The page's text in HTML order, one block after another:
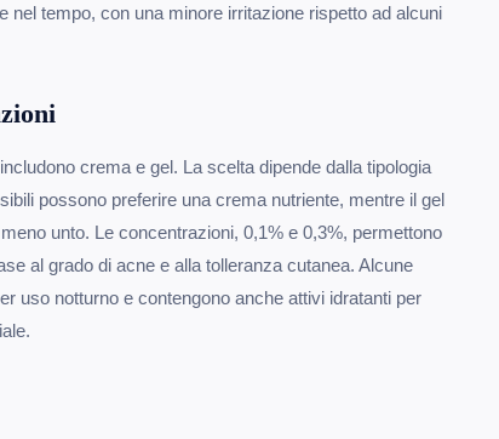
nel tempo, con una minore irritazione rispetto ad alcuni
crema e gel. La scelta dipende dalla tipologia
possono preferire una crema nutriente, mentre il gel
unto. Le concentrazioni, 0,1% e 0,3%, permettono
al grado di acne e alla tolleranza cutanea. Alcune
uso notturno e contengono anche attivi idratanti per